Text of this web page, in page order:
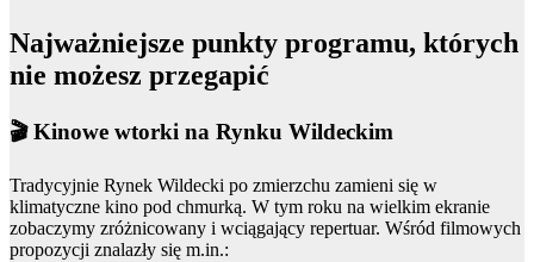
Najważniejsze punkty programu, których
nie możesz przegapić
🎬 Kinowe wtorki na Rynku Wildeckim
Tradycyjnie Rynek Wildecki po zmierzchu zamieni się w
klimatyczne kino pod chmurką. W tym roku na wielkim ekranie
zobaczymy zróżnicowany i wciągający repertuar. Wśród filmowych
propozycji znalazły się m.in.: